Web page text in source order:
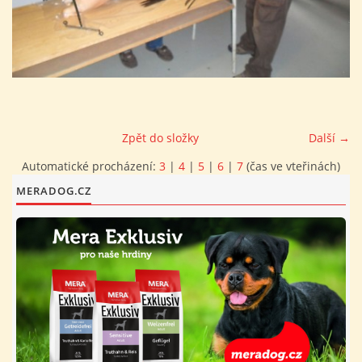
FOTOALBUM
PROVOZNÍ ŘÁD
O NÁS - HISTORIE A SOUČASNOST
AVZO TSČ ČR CHRUDIM P.S.
VÝBOR KK
Další →
Zpět do složky
Automatické procházení: 3 | 4 | 5 | 6 | 7 (čas ve vteřinách)
MERADOG.CZ